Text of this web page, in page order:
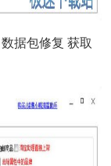
据包修复 获取